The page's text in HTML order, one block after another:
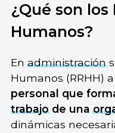
¿Qué son los
Humanos?
Enadministración
Humanos (RRHH) a
personal que
trabajode una
dinámicas